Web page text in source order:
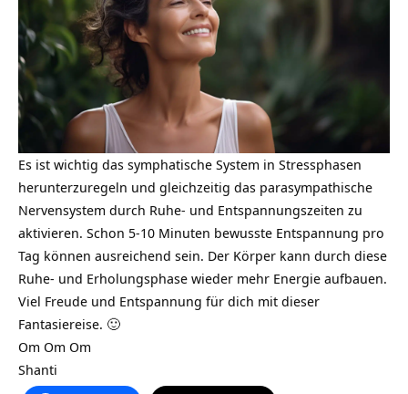
Es ist wichtig das symphatische System in Stressphasen
herunterzuregeln und gleichzeitig das parasympathische
Nervensystem durch Ruhe- und Entspannungszeiten zu
aktivieren. Schon 5-10 Minuten bewusste Entspannung pro
Tag können ausreichend sein. Der Körper kann durch diese
Ruhe- und Erholungsphase wieder mehr Energie aufbauen.
Viel Freude und Entspannung für dich mit dieser
Fantasiereise. 🙂
Om Om Om
Shanti